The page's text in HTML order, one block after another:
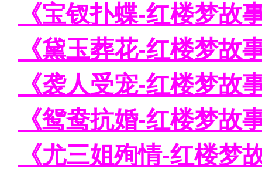
《宝钗扑蝶-红楼梦故
《黛玉葬花-红楼梦故
《袭人受宠-红楼梦故
《鸳鸯抗婚-红楼梦故
《尤三姐殉情-红楼梦